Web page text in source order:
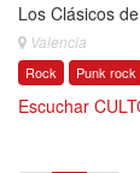
Los Clásicos
Valencia
Rock Punk rock
Escuchar